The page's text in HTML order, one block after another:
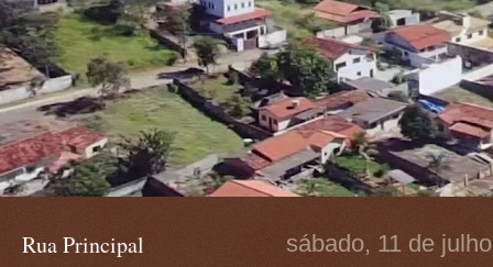
sábado, 11 de
Rua Principal